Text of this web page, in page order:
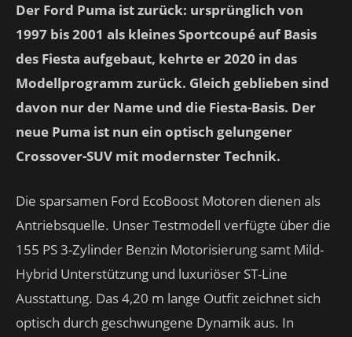
Der Ford Puma ist zurück: ursprünglich von
1997 bis 2001 als kleines Sportcoupé auf Basis
des Fiesta aufgebaut, kehrte er 2020 in das
Modellprogramm zurück. Gleich geblieben sind
davon nur der Name und die Fiesta-Basis. Der
neue Puma ist nun ein optisch gelungener
Crossover-SUV mit modernster Technik.
Die sparsamen Ford EcoBoost Motoren dienen als
Antriebsquelle. Unser Testmodell verfügte über die
155 PS 3-Zylinder Benzin Motorisierung samt Mild-
Hybrid Unterstützung und luxuriöser ST-Line
Ausstattung. Das 4,20 m lange Outfit zeichnet sich
optisch durch geschwungene Dynamik aus. In